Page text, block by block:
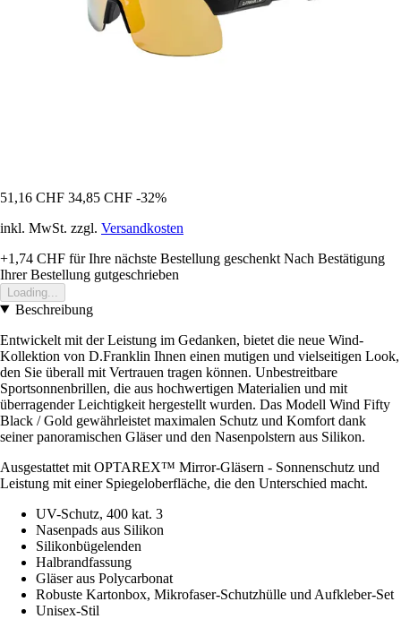
51,16 CHF 34,85 CHF -32%
inkl. MwSt. zzgl. Versandkosten
+1,74 CHF für Ihre nächste Bestellung geschenkt Nach Bestätigung
Ihrer Bestellung gutgeschrieben
Loading...
Beschreibung
Entwickelt mit der Leistung im Gedanken, bietet die neue Wind-
Kollektion von D.Franklin Ihnen einen mutigen und vielseitigen Look,
den Sie überall mit Vertrauen tragen können. Unbestreitbare
Sportsonnenbrillen, die aus hochwertigen Materialien und mit
überragender Leichtigkeit hergestellt wurden. Das Modell Wind Fifty
Black / Gold gewährleistet maximalen Schutz und Komfort dank
seiner panoramischen Gläser und den Nasenpolstern aus Silikon.
Ausgestattet mit OPTAREX™ Mirror-Gläsern - Sonnenschutz und
Leistung mit einer Spiegeloberfläche, die den Unterschied macht.
UV-Schutz, 400 kat. 3
Nasenpads aus Silikon
Silikonbügelenden
Halbrandfassung
Gläser aus Polycarbonat
Robuste Kartonbox, Mikrofaser-Schutzhülle und Aufkleber-Set
Unisex-Stil